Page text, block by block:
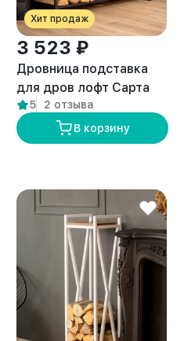
Хит продаж
3 523 ₽
Дровница подставка
для дров лофт Сарта
черная
5
2 отзыва
В корзину